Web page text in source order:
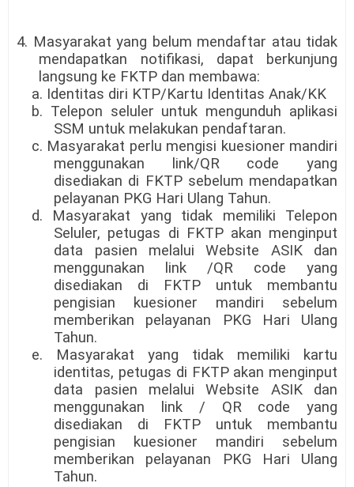
4. Masyarakat yang belum mendaftar atau tidak
mendapatkan notifikasi, dapat berkunjung
langsung ke FKTP dan membawa:
a. Identitas diri KTP/Kartu Identitas Anak/KK
b. Telepon seluler untuk mengunduh aplikasi
SSM untuk melakukan pendaftaran.
c. Masyarakat perlu mengisi kuesioner mandiri
menggunakan link/QR code yang
disediakan di FKTP sebelum mendapatkan
pelayanan PKG Hari Ulang Tahun.
d. Masyarakat yang tidak memiliki Telepon
Seluler, petugas di FKTP akan menginput
data pasien melalui Website ASIK dan
menggunakan link /QR code yang
disediakan di FKTP untuk membantu
pengisian kuesioner mandiri sebelum
memberikan pelayanan PKG Hari Ulang
Tahun.
e. Masyarakat yang tidak memiliki kartu
identitas, petugas di FKTP akan menginput
data pasien melalui Website ASIK dan
menggunakan link / QR code yang
disediakan di FKTP untuk membantu
pengisian kuesioner mandiri sebelum
memberikan pelayanan PKG Hari Ulang
Tahun.